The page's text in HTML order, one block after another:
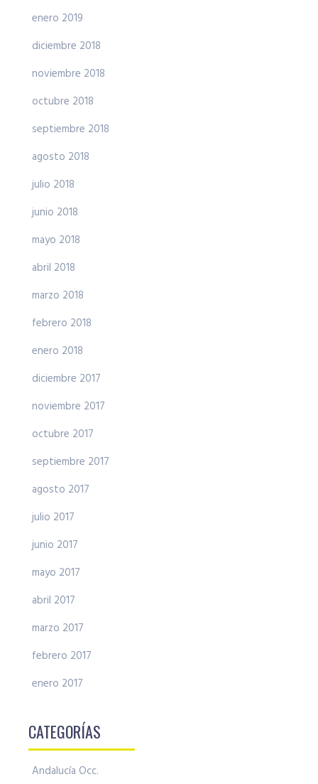
enero 2019
diciembre 2018
noviembre 2018
octubre 2018
septiembre 2018
agosto 2018
julio 2018
junio 2018
mayo 2018
abril 2018
marzo 2018
febrero 2018
enero 2018
diciembre 2017
noviembre 2017
octubre 2017
septiembre 2017
agosto 2017
julio 2017
junio 2017
mayo 2017
abril 2017
marzo 2017
febrero 2017
enero 2017
CATEGORÍAS
Andalucía Occ.